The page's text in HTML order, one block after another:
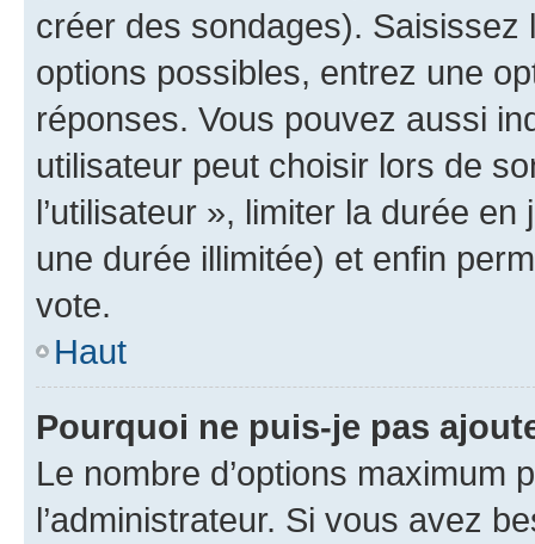
créer des sondages).
options possibles, entrez une
réponses. Vous pouvez aussi
utilisateur peut choisir lors de
l’utilisateur », limiter la durée
une durée illimitée) et enfin
vote.
Haut
Pourquoi ne puis-je pas
Le nombre d’options maximum
l’administrateur. Si vous avez